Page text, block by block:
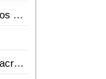
Gobierno estatal protege a las familias en entornos digitales
Participa IMSS San Luis Potosí en Primer Simulacro Nacional 2026